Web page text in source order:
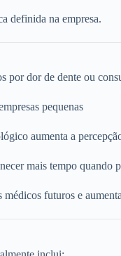
definida na empresa.
por dor de dente ou
pequenas
aumenta a
mais tempo quando
médicos futuros e